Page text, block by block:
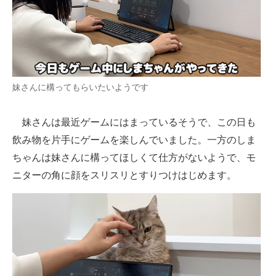
妹さんに構ってもらいたいようです
妹さんは最近ゲームにはまっているそうで、この日も
飲み物を片手にゲームを楽しんでいました。一方のしま
ちゃんは妹さんに構ってほしくて仕方がないようで、モ
ニターの角に顔をスリスリとすりつけはじめます。